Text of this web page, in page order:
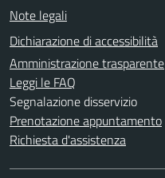
Note legali
Dichiarazione di accessibilità
Amministrazione trasparente
Leggi le FAQ
Segnalazione disservizio
Prenotazione appuntamento
Richiesta d'assistenza